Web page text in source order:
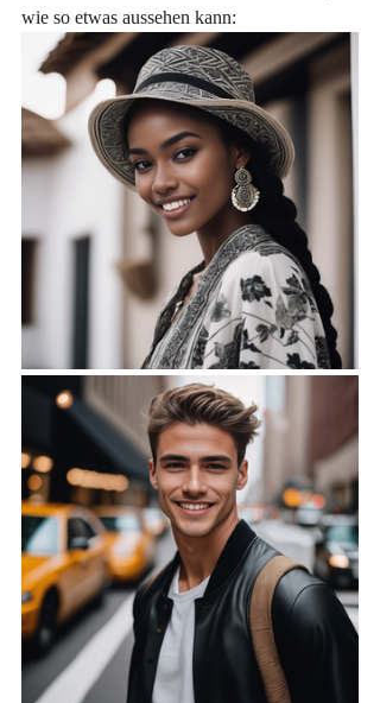
wie so etwas aussehen kann: